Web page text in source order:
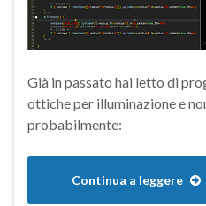
Già in passato hai letto di
ottiche per illuminazione e
probabilmente:
Continua a leggere